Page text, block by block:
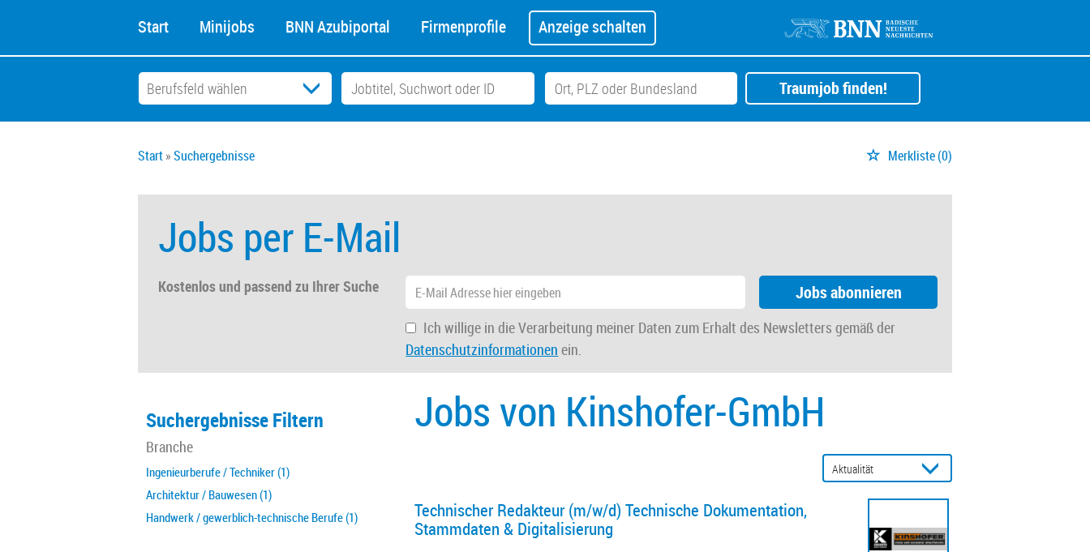
Start Minijobs BNN Azubiportal Firmenprofile Anzeige schalten
Traumjob finden!
Start Suchergebnisse Merkliste(0)
Jobs per E-Mail
Kostenlos und passend zu Ihrer Suche Jobs abonnieren
Ich willige in die Verarbeitung meiner Daten zum Erhalt des Newsletters gemäß der
Datenschutzinformationen ein.
Suchergebnisse Filtern
Branche
Ingenieurberufe / Techniker (1)
Architektur / Bauwesen (1)
Handwerk / gewerblich-technische Berufe (1)
Jobs von Kinshofer-GmbH
Technischer Redakteur (m/w/d) Technische Dokumentation,
Stammdaten & Digitalisierung